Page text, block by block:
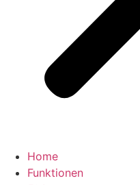
Home
Funktionen